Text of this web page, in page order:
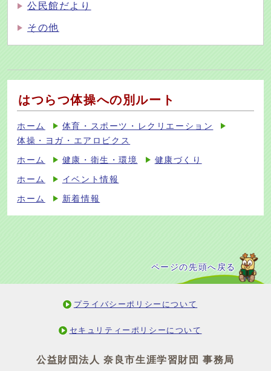
公民館だより
その他
はつらつ体操への別ルート
ホーム
体育・スポーツ・レクリエーション
体操・ヨガ・エアロビクス
ホーム 健康・衛生・環境 健康づくり
ホーム イベント情報
ホーム 新着情報
ページの先頭へ戻る
プライバシーポリシーについて
セキュリティーポリシーについて
公益財団法人 奈良市生涯学習財団 事務局